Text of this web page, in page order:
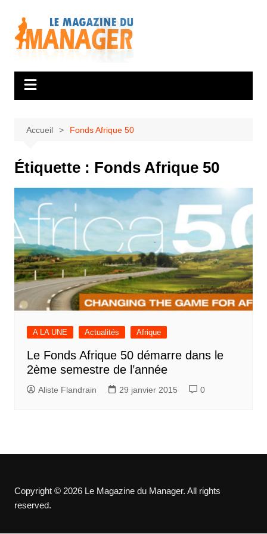
contenu
Accueil Fonds Afrique 50
Étiquette : Fonds Afrique 50
A LA UNE Actualités Afrique
Le Fonds Afrique 50 démarre dans le
2ème semestre de l’année
Aliste Flandrain 29 janvier 2015 0
Copyright © 2026 Le Magazine du Manager. All rights
reserved.